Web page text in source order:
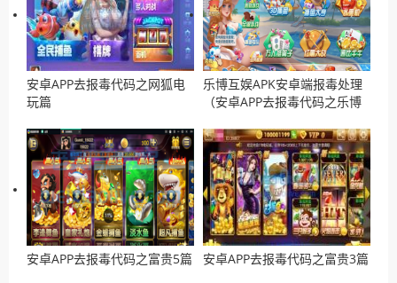
安卓APP去报毒代码之网狐电
玩篇
乐博互娱APK安卓端报毒处理
（安卓APP去报毒代码之乐博
安卓APP去报毒代码之富贵5篇 安卓APP去报毒代码之富贵3篇